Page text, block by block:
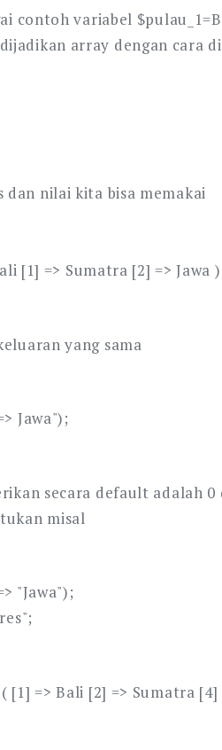
contoh variabel
array dengan cara
nilai kita bisa memakai
[1] => Sumatra [2] => Jawa )
yang sama
Jawa");
secara default adalah
misal
"Jawa");
=> Bali [2] => Sumatra [4]